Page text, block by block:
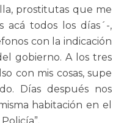
prostitutas que me
acá todos los días´-,
con la indicación
gobierno. A los tres
con mis cosas, supe
Días después nos
habitación en el